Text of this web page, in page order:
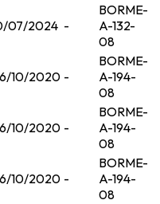
07/2024 -
BORME-
A-132-
08
10/2020 -
BORME-
A-194-
08
10/2020 -
BORME-
A-194-
08
10/2020 -
BORME-
A-194-
08